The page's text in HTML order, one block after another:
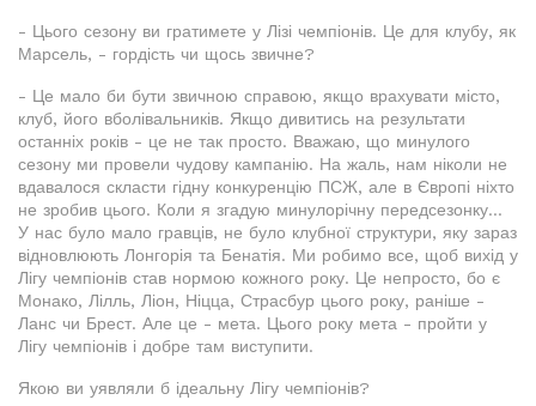
- Цього сезону ви гратимете у Лізі чемпіонів. Це для клубу, як
Марсель, - гордість чи щось звичне?
- Це мало би бути звичною справою, якщо врахувати місто,
клуб, його вболівальників. Якщо дивитись на результати
останніх років - це не так просто. Вважаю, що минулого
сезону ми провели чудову кампанію. На жаль, нам ніколи не
вдавалося скласти гідну конкуренцію ПСЖ, але в Європі ніхто
не зробив цього. Коли я згадую минулорічну передсезонку...
У нас було мало гравців, не було клубної структури, яку зараз
відновлюють Лонгорія та Бенатія. Ми робимо все, щоб вихід у
Лігу чемпіонів став нормою кожного року. Це непросто, бо є
Монако, Лілль, Ліон, Ніцца, Страсбур цього року, раніше -
Ланс чи Брест. Але це - мета. Цього року мета - пройти у
Лігу чемпіонів і добре там виступити.
Якою ви уявляли б ідеальну Лігу чемпіонів?